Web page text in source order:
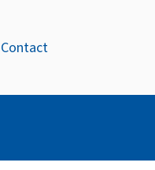
Contact